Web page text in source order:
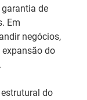
de
Em
negócios,
expansão do
do